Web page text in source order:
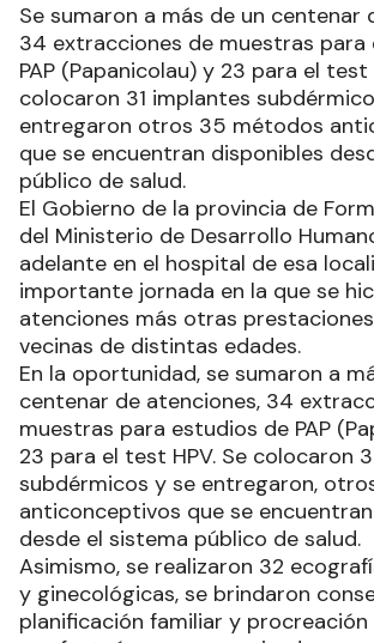
Se sumaron a más de un centenar
34 extracciones de muestras para
PAP (Papanicolau) y 23 para el test
colocaron 31 implantes
entregaron otros 35 métodos
que se encuentran disponibles
público de salud.
El Gobierno de la provincia de
del Ministerio de Desarrollo
adelante en el hospital de esa
importante jornada en la que se
atenciones más otras
vecinas de distintas edades.
En la oportunidad, se sumaron a
centenar de atenciones, 34
muestras para estudios de PAP
23 para el test HPV. Se colocaron
subdérmicos y se entregaron,
anticonceptivos que se
desde el sistema público de salud.
Asimismo, se realizaron 32
y ginecológicas, se brindaron
planificación familiar y procreación